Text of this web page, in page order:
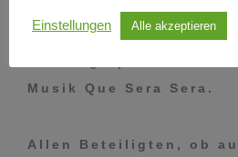
tanzten die
Hobbyänzer eine Wiener
Musik Que Sera Sera.
Allen Beteiligten, ob
Einstellungen Alle akzeptieren